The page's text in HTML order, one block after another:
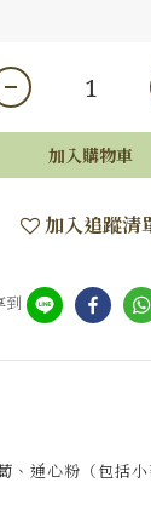
加入購物車
加入追蹤清
到
、通心粉（包括